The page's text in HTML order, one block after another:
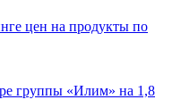
цен на продукты по
группы «Илим» на 1,8